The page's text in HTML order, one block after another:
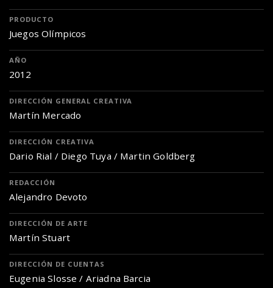
PRODUCTO
Juegos Olímpicos
AÑO
2012
DIRECCIÓN GENERAL CREATIVA
Martín Mercado
DIRECCIÓN CREATIVA
Dario Rial / Diego Tuya / Martin Goldberg
REDACCIÓN
Alejandro Devoto
DIRECCIÓN DE ARTE
Martín Stuart
DIRECCIÓN DE CUENTAS
Eugenia Slosse / Ariadna Barcia